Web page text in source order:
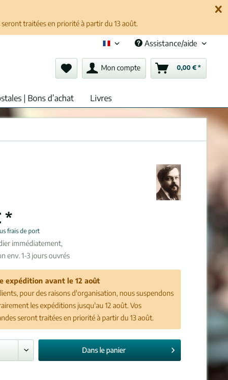
traitées en priorité à partir du 13 août.
Français (fr)Assistance/aide
Mon compte 0,00 € *
| Bons d’achat Livres
*
frais de port
immédiatement,
env. 1-3 jours ouvrés
expédition avant le 12 août
pour des raisons d'organisation, nous suspendons
les expéditions jusqu'au 12 août. Vos
seront traitées en priorité à partir du 13 août.
Dans le panier